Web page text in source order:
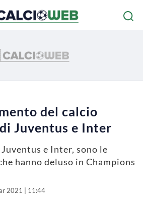
del calcio
Juventus e Inter
e Inter, sono le
hanno deluso in Champions
2021 | 11:44